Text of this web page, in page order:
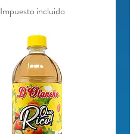
Impuesto incluido